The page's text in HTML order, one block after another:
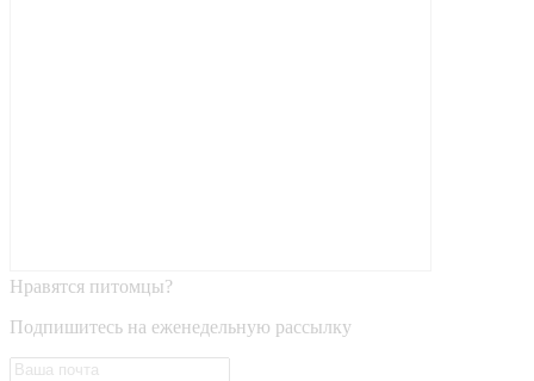
Нравятся питомцы?
Подпишитесь на еженедельную рассылку